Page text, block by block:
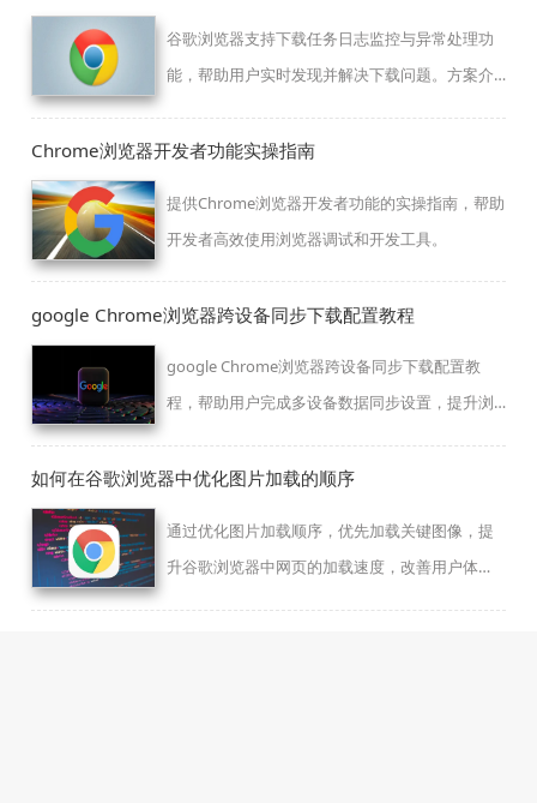
谷歌浏览器支持下载任务日志监控与异常处理功
能，帮助用户实时发现并解决下载问题。方案介
管理效率。
Chrome浏览器开发者功能实操指南
提供Chrome浏览器开发者功能的实操指南，帮助
开发者高效使用浏览器调试和开发工具。
google Chrome浏览器跨设备同步下载配置教程
google Chrome浏览器跨设备同步下载配置教
程，帮助用户完成多设备数据同步设置，提升浏
如何在谷歌浏览器中优化图片加载的顺序
通过优化图片加载顺序，优先加载关键图像，提
升谷歌浏览器中网页的加载速度，改善用户体